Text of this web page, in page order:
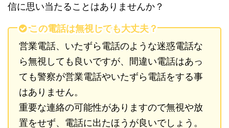
信に思い当たることはありませんか？
この電話は無視しても大丈夫？
営業電話、いたずら電話のような迷惑電話な
ら無視しても良いですが、間違い電話はあっ
ても警察が営業電話やいたずら電話をする事
はありません。
重要な連絡の可能性がありますので無視や放
置をせず、電話に出たほうが良いでしょう。